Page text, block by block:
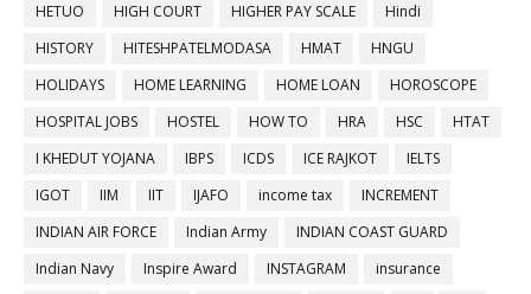
HETUO
HIGH COURT HIGHER PAY SCALE
Hindi
HISTORY
HITESHPATELMODASA HMAT
HNGU
HOLIDAYS
HOME LEARNING HOME LOAN
HOROSCOPE
HOSPITAL JOBS
HOSTEL HOW TO HRA HSC
HTAT
I KHEDUT YOJANA
IBPS ICDS ICE RAJKOT
IELTS
IGOT
IIM IIT IJAFO income tax
INCREMENT
INDIAN AIR FORCE
Indian Army
INDIAN COAST GUARD
Indian Navy
Inspire Award INSTAGRAM
insurance